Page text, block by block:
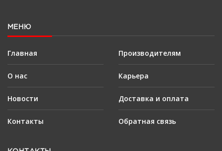
МЕНЮ
Главная
О нас
Новости
Контакты
Производителям
Карьера
Доставка и оплата
Обратная связь